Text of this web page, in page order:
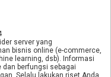
server yang
bisnis online (e-commerce,
learning, dsb). Informasi
dan berfungsi sebagai
Selalu lakukan riset Anda